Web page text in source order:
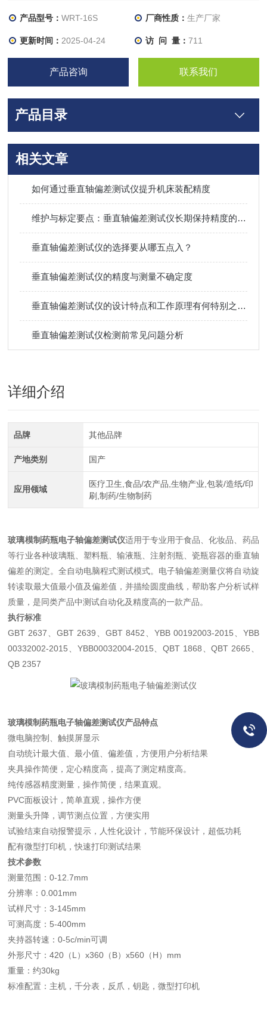
及精度高的一款产品。
产品型号：WRT-16S 厂商性质： 生产厂家
更新时间： 2025-04-24 访 问 量： 711
产品咨询 联系我们
产品目录
相关文章
如何通过垂直轴偏差测试仪提升机床装配精度
维护与标定要点：垂直轴偏差测试仪长期保持精度的管理方法​
垂直轴偏差测试仪的选择要从哪五点入？
垂直轴偏差测试仪的精度与测量不确定度
垂直轴偏差测试仪的设计特点和工作原理有何特别之处？
垂直轴偏差测试仪检测前常见问题分析
详细介绍
品牌 其他品牌
产地类别 国产
应用领域
医疗卫生,食品/农产品,生物产业,包装/造纸/印
刷,制药/生物制药
玻璃模制药瓶电子轴偏差测试仪适用于专业用于食品、化妆品、药品
等行业各种玻璃瓶、塑料瓶、输液瓶、注射剂瓶、瓷瓶容器的垂直轴
偏差的测定。全自动电脑程式测试模式。电子轴偏差测量仪将自动旋
转读取最大值最小值及偏差值，并描绘圆度曲线，帮助客户分析试样
质量，是同类产品中测试自动化及精度高的一款产品。
执行标准
GBT 2637 、GBT 2639 、GBT 8452 YBB 00192003-2015
YBB
00332002-2015
YBB00032004-2015 、QBT 1868 、QBT 2665
QB 2357
玻璃模制药瓶电子轴偏差测试仪产品特点
微电脑控制、触摸屏显示
自动统计最大值、最小值、偏差值，方便用户分析结果
夹具操作简便，定心精度高，提高了测定精度高。
纯传感器精度测量，操作简便，结果直观。
PVC面板设计，简单直观，操作方便
测量头升降，调节测点位置，方便实用
试验结束自动报警提示，人性化设计，节能环保设计，超低功耗
配有微型打印机，快速打印测试结果
技术参数
测量范围：0-12.7mm
分辨率：0.001mm
试样尺寸：3-145mm
可测高度： 5-400mm
夹持器转速：0-5c/min可调
外形尺寸：420 （L ）x360 （B）x560 （H） mm
重量：约30kg
标准配置：主机，千分表，反爪，钥匙，微型打印机